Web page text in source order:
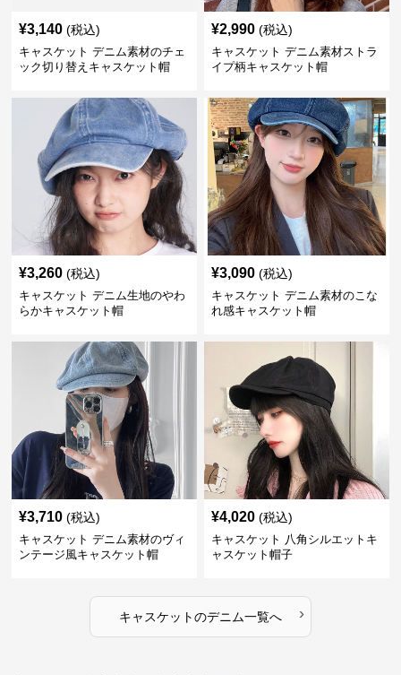
¥3,140 (税込)
キャスケット デニム素材のチェ
ック切り替えキャスケット帽
¥2,990 (税込)
キャスケット デニム素材ストラ
イプ柄キャスケット帽
¥3,260 (税込)
キャスケット デニム生地のやわ
らかキャスケット帽
¥3,090 (税込)
キャスケット デニム素材のこな
れ感キャスケット帽
¥3,710 (税込)
キャスケット デニム素材のヴィ
ンテージ風キャスケット帽
¥4,020 (税込)
キャスケット 八角シルエットキ
ャスケット帽子
キャスケットのデニム一覧へ ›